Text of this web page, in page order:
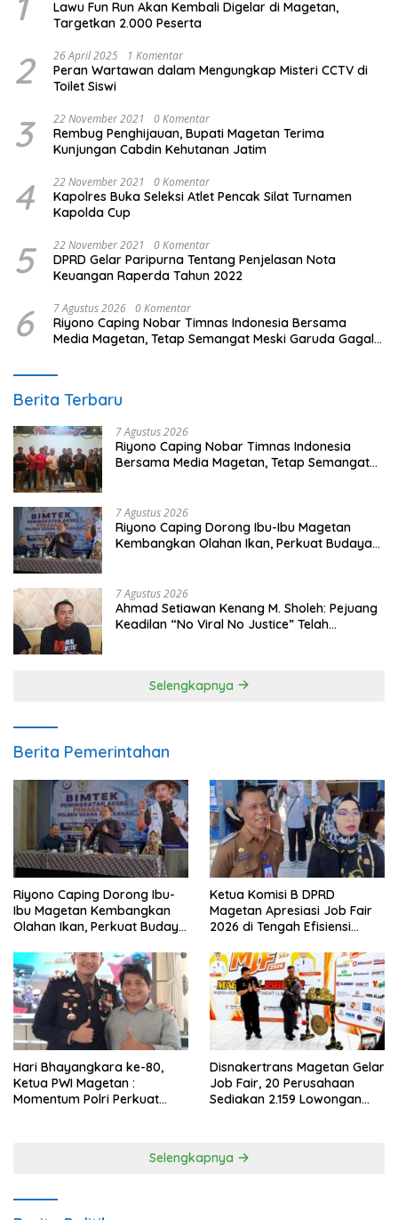
Lawu Fun Run Akan Kembali Digelar di Magetan,
Targetkan 2.000 Peserta
2 26 April 2025 1 Komentar
Peran Wartawan dalam Mengungkap Misteri CCTV di
Toilet Siswi
3 22 November 2021 0 Komentar
Rembug Penghijauan, Bupati Magetan Terima
Kunjungan Cabdin Kehutanan Jatim
4 22 November 2021 0 Komentar
Kapolres Buka Seleksi Atlet Pencak Silat Turnamen
Kapolda Cup
5 22 November 2021 0 Komentar
DPRD Gelar Paripurna Tentang Penjelasan Nota
Keuangan Raperda Tahun 2022
6 7 Agustus 2026 0 Komentar
Riyono Caping Nobar Timnas Indonesia Bersama
Media Magetan, Tetap Semangat Meski Garuda Gagal
Berita Terbaru
7 Agustus 2026
Riyono Caping Nobar Timnas Indonesia
Bersama Media Magetan, Tetap Semangat
7 Agustus 2026
Riyono Caping Dorong Ibu-Ibu Magetan
Kembangkan Olahan Ikan, Perkuat Budaya
7 Agustus 2026
Ahmad Setiawan Kenang M. Sholeh: Pejuang
Keadilan “No Viral No Justice” Telah
Selengkapnya
Berita Pemerintahan
Riyono Caping Dorong Ibu-
Ibu Magetan Kembangkan
Olahan Ikan, Perkuat Budaya
Ketua Komisi B DPRD
Magetan Apresiasi Job Fair
2026 di Tengah Efisiensi
Hari Bhayangkara ke-80,
Ketua PWI Magetan :
Momentum Polri Perkuat
Disnakertrans Magetan Gelar
Job Fair, 20 Perusahaan
Sediakan 2.159 Lowongan
Selengkapnya